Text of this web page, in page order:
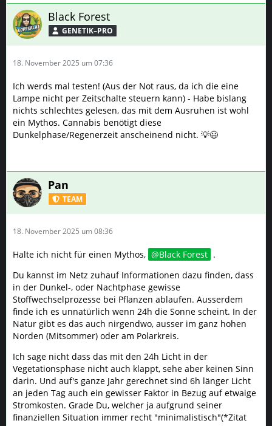
Black Forest
GENETIK–PRO
18. November 2025 um 07:36
Ich werds mal testen! (Aus der Not raus, da ich die eine
Lampe nicht per Zeitschalte steuern kann) - Habe bislang
nichts schlechtes gelesen, das mit dem Ausruhen ist wohl
ein Mythos. Cannabis benötigt diese
Dunkelphase/Regenerzeit anscheinend nicht. 💡😃
Pan
TEAM
18. November 2025 um 08:36
Halte ich nicht für einen Mythos, Black Forest .
Du kannst im Netz zuhauf Informationen dazu finden, dass
in der Dunkel-, oder Nachtphase gewisse
Stoffwechselprozesse bei Pflanzen ablaufen. Ausserdem
finde ich es unnatürlich wenn 24h die Sonne scheint. In der
Natur gibt es das auch nirgendwo, ausser im ganz hohen
Norden (Mitsommer) oder am Polarkreis.
Ich sage nicht dass das mit den 24h Licht in der
Vegetationsphase nicht auch klappt, sehe aber keinen Sinn
darin. Und auf's ganze Jahr gerechnet sind 6h länger Licht
an jeden Tag auch ein gewisser Faktor in Bezug auf etwaige
Stromkosten. Grade Du, welcher ja aufgrund seiner
finanziellen Situation immer recht "minimalistisch"(*Zitat